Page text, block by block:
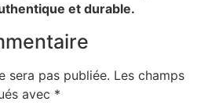
et durable.
sera pas publiée. Les champs
avec *